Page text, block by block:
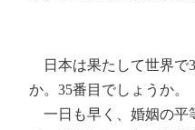
日本は果たして世界で
か。35番目でしょうか。
一日も早く、婚姻の平